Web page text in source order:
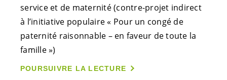
service et de maternité (contre-projet indirect
à l’initiative populaire « Pour un congé de
paternité raisonnable – en faveur de toute la
famille »)
POURSUIVRE LA LECTURE